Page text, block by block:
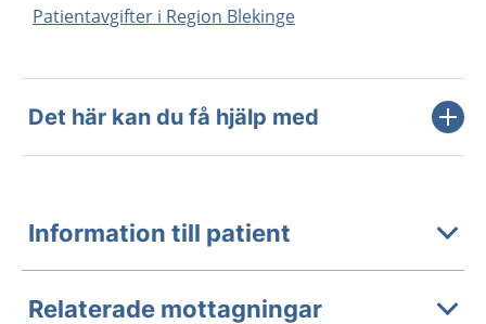
Patientavgifter i Region Blekinge
Det här kan du få hjälp med
Information till patient
Relaterade mottagningar